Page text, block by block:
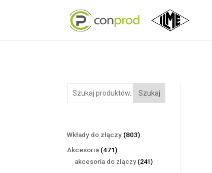
Szukaj
Wkłady do złączy 803803
Akcesoria 471471
produktów
akcesoria do złączy 241241